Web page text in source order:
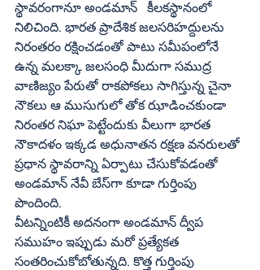
స్థావరంగానూ అండమాన్   కీలకస్థానంలో
నిలిచింది. భారత ప్రాదేశిక జలసరిహద్దులను
నిరంతరం రక్షించడంతో పాటు సమీపంలోనే
ఉన్న మలక్కా జలసంధి మీదుగా సముద్ర
వాణిజ్యం పేరుతో రాకపోకలు సాగిస్తున్న చైనా
నౌకలు ఆ ముసుగులో తోక ఝాడించకుండా
నిరంతర నిఘా పెట్టేందుకు వీలుగా భారత
నౌకాదళం ఇక్కడ అధునాతన రక్షణ వనరులతో
ప్రధాన స్థావరాన్ని ఏర్పాటు చేసుకోవడంతో
అండమాన్ నేవీ బేస్‌గా కూడా గుర్తింపు
పొందింది.
వీటన్నింటికీ అదనంగా అండమాన్ ద్వీప
సముహం ఇప్పుడు మరో ప్రత్యేకత
సంతరించుకోబోతున్నది. కొత్త గుర్తింపు